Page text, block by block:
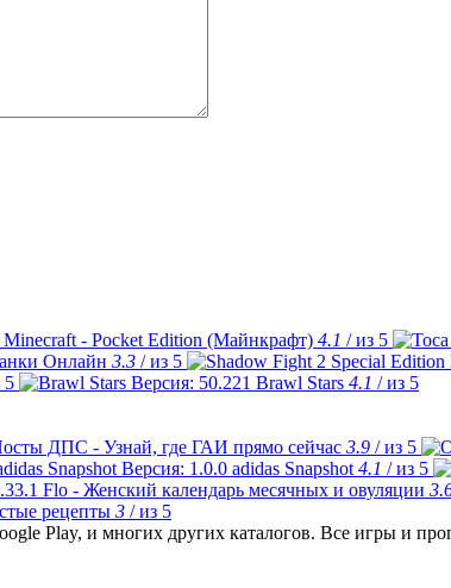
Minecraft - Pocket Edition (Майнкрафт) 4.1 / из 5
Онлайн 3.3 / из 5
5 Brawl Stars 4.1 / из 5
ДПС - Узнай, где ГАИ прямо сейчас 3.9 / из 5
adidas Snapshot 4.1 / из 5
Flo - Женский календарь месячных и овуляции
рецепты 3 / из 5
Play, и многих других каталогов. Все игры и